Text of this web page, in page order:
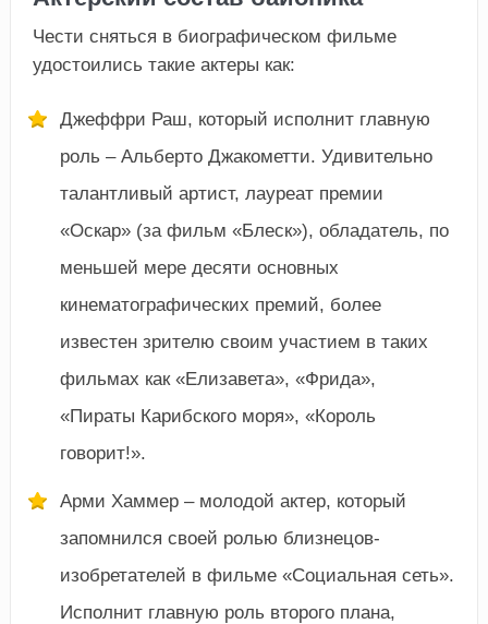
Чести сняться в биографическом фильме
удостоились такие актеры как:
Джеффри Раш, который исполнит главную
роль – Альберто Джакометти. Удивительно
талантливый артист, лауреат премии
«Оскар» (за фильм «Блеск»), обладатель, по
меньшей мере десяти основных
кинематографических премий, более
известен зрителю своим участием в таких
фильмах как «Елизавета», «Фрида»,
«Пираты Карибского моря», «Король
говорит!».
Арми Хаммер – молодой актер, который
запомнился своей ролью близнецов-
изобретателей в фильме «Социальная сеть».
Исполнит главную роль второго плана,